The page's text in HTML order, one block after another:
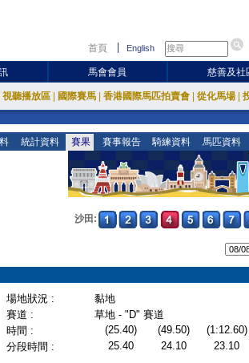
首頁 English
馬會會員 慈善及社
視聽播放區 國際賽馬 香港國際馬匹拍賣會 從化馬場
統計資料 賽果 賽事報告 騎練資料 馬匹資料
沙田:
場地狀況 :
黏地
賽道 :
草地 - "D" 賽道
時間 : (25.40) (49.50) (1:12.60)
分段時間 :
25.40 24.10 23.10